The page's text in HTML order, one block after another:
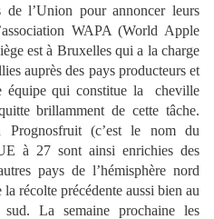
de l’Union pour annoncer leurs
WAPA (World Apple
est à Bruxelles qui a la charge
auprès des pays producteurs et
équipe qui constitue la
cheville
brillamment de cette tâche.
Prognosfruit (c’est le nom du
à 27 sont ainsi enrichies des
pays de l’hémisphère nord
récolte précédente aussi bien au
La semaine prochaine les